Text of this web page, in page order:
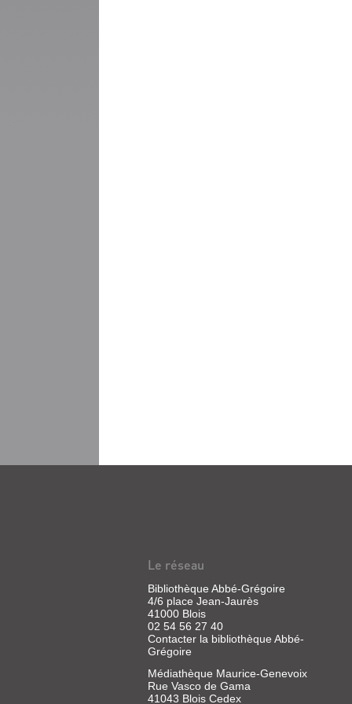
Le réseau
Bibliothèque Abbé-Grégoire
4/6 place Jean-Jaurès
41000 Blois
02 54 56 27 40
Contacter la bibliothèque Abbé-
Grégoire
Médiathèque Maurice-Genevoix
Rue Vasco de Gama
41043 Blois Cedex